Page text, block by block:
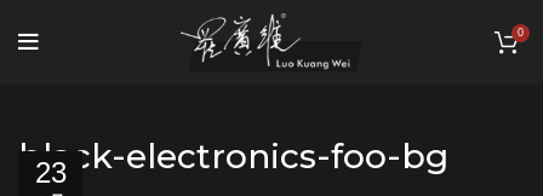
0
black-electronics-foo-bg
23